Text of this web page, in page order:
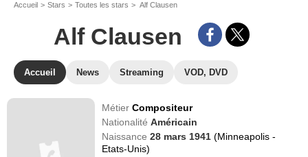
Accueil Stars Toutes les stars Alf Clausen
Alf Clausen
Accueil News Streaming VOD, DVD
MétierCompositeur
NationalitéAméricain
Naissance28 mars 1941(Minneapolis -
Etats-Unis)